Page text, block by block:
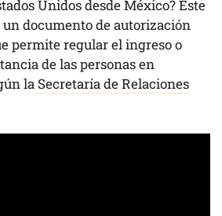
Unidos desde México? Este
un documento de autorización
permite regular el ingreso o
de las personas en
la Secretaría de Relaciones